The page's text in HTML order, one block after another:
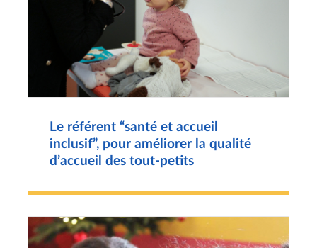
Le référent “santé et accueil
inclusif”, pour améliorer la qualité
d’accueil des tout-petits